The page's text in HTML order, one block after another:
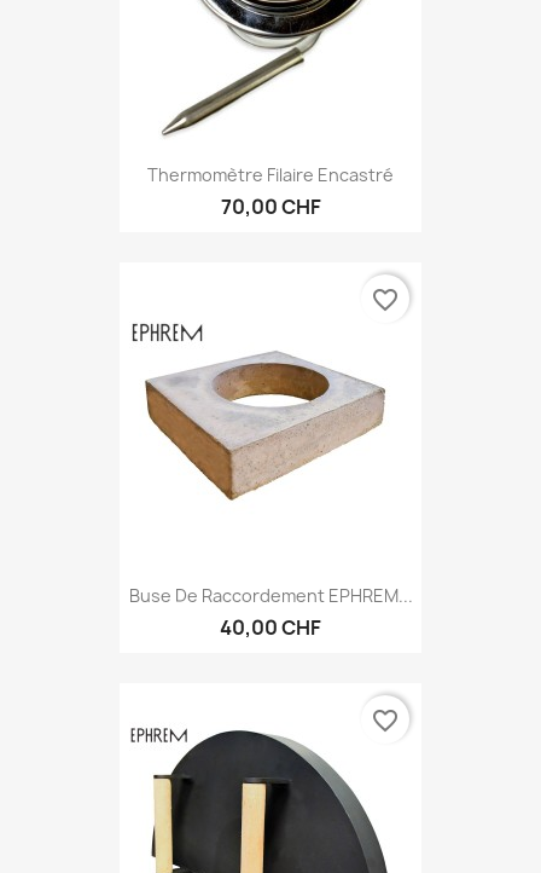
Thermomètre Filaire Encastré
70,00 CHF
Buse De Raccordement EPHREM...
40,00 CHF
favorite_border
favorite_border